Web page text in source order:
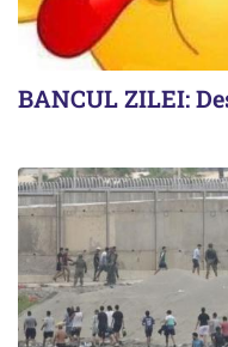
BANCUL ZILEI: